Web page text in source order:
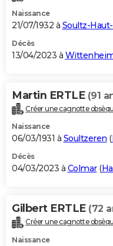
Naissance
21/07/1932 à Soultz-
Décès
13/04/2023 à
Martin ERTLE (91
Créer une cagnotte
Naissance
06/03/1931 à Soultzeren (
Décès
04/03/2023 à Colmar(
Gilbert ERTLE (72
Créer une cagnotte
Naissance